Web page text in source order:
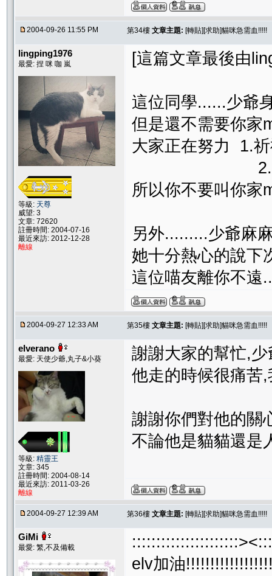
2004-09-26 11:55 PM 第34樓 文章主題: [轉貼][求助]貓咪急需血!!!!!
lingping1976
最愛: 捏 咪 咖 嵐
等級: 天尊
威望: 3
文章: 72620
註冊時間: 2004-07-16
最近來訪: 2012-12-28
離線
[這篇文章最後由
這位同學......少爺
但是還不需要你
大家正在努力 1.
2.希望下回
所以你不要叫你
另外.........少爺麻
她十分熱心的說下
這位喵友離你不
2004-09-27 12:33 AM 第35樓 文章主題: [轉貼][求助]貓咪急需血!!!!!
elverano
最愛: 天使少爺,丸子&小葵
等級: 精靈王
文章: 345
註冊時間: 2004-08-14
最近來訪: 2011-03-26
離線
謝謝大家的幫忙,
他走的時候很痛苦
謝謝你們對他的關
不論他是貓貓還是
2004-09-27 12:39 AM 第36樓 文章主題: [轉貼][求助]貓咪急需血!!!!!
GiMi
最愛: 繁,不及備載
elv加油